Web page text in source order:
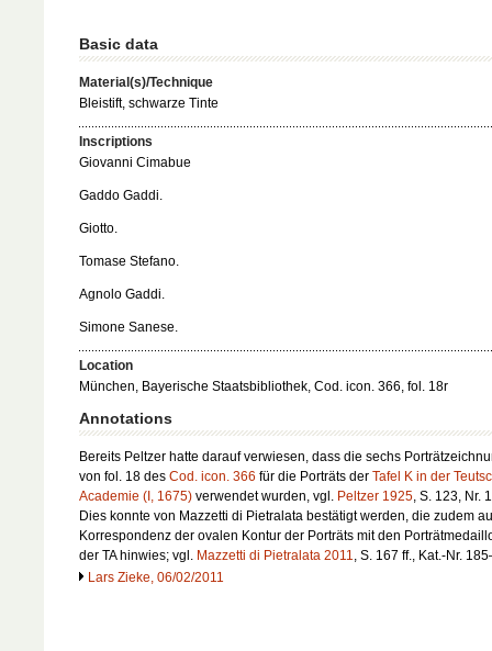
Basic data
Material(s)/Technique
Bleistift, schwarze Tinte
Inscriptions
Giovanni Cimabue
Gaddo Gaddi.
Giotto.
Tomase Stefano.
Agnolo Gaddi.
Simone Sanese.
Location
München, Bayerische Staatsbibliothek, Cod. icon. 366, fol. 18r
Annotations
Bereits Peltzer hatte darauf verwiesen, dass die sechs
von fol. 18 des Cod. icon. 366 für die Porträts der Tafel K in der
Academie (I, 1675) verwendet wurden, vgl. Peltzer 1925, S. 123, Nr.
Dies konnte von Mazzetti di Pietralata bestätigt werden, die zudem
Korrespondenz der ovalen Kontur der Porträts mit den
der TA hinwies; vgl. Mazzetti di Pietralata 2011, S. 167 ff., Kat.-Nr.
Lars Zieke, 06/02/2011